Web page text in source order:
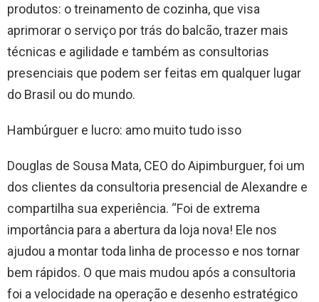
produtos: o treinamento de cozinha, que visa
aprimorar o serviço por trás do balcão, trazer mais
técnicas e agilidade e também as consultorias
presenciais que podem ser feitas em qualquer lugar
do Brasil ou do mundo.
Hambúrguer e lucro: amo muito tudo isso
Douglas de Sousa Mata, CEO do Aipimburguer, foi um
dos clientes da consultoria presencial de Alexandre e
compartilha sua experiência. “Foi de extrema
importância para a abertura da loja nova! Ele nos
ajudou a montar toda linha de processo e nos tornar
bem rápidos. O que mais mudou após a consultoria
foi a velocidade na operação e desenho estratégico